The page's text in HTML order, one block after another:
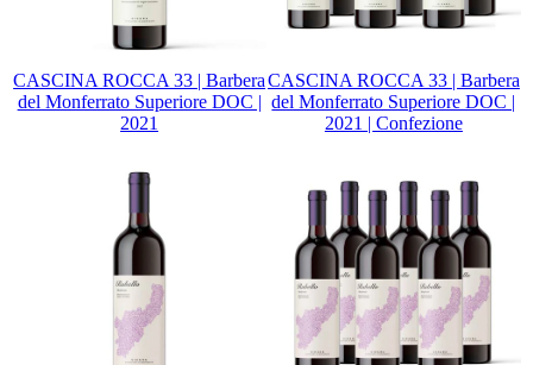
CASCINA ROCCA 33 | Barbera
del Monferrato Superiore DOC |
2021
CASCINA ROCCA 33 | Barbera
del Monferrato Superiore DOC |
2021 | Confezione